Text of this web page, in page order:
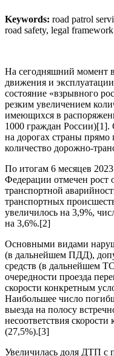
Keywords: road patrol
road safety, legal framework
На сегодняшний момент
движения и
состояние «взрывного
резким увеличением
имеющихся в
1000 граждан России)[1].
на дорогах страны прямо
количество дорожно-
По итогам 6 месяцев
Федерации отмечен рост
транспортной
транспортных
увеличилось на 3,9%,
на 3,6%.[2]
Основными видами
(в дальнейшем ПДД),
средств (в дальнейшем
очередности проезда
скорости конкретным
Наибольшее число
выезда на полосу
несоответствия
(27,5%).[3]
Увеличилась доля ДТП с